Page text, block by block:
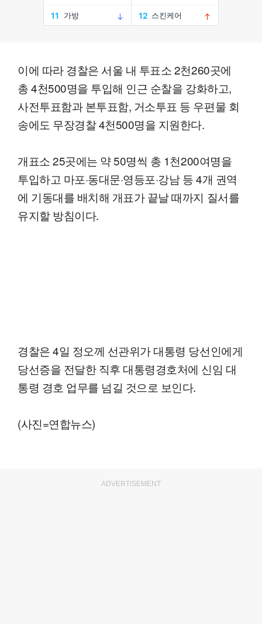
이에 따라 경찰은 서울 내 투표소 2천260곳에
총 4천500명을 투입해 인근 순찰을 강화하고,
사전투표함과 본투표함, 거소투표 등 우편물 회
송에도 무장경찰 4천500명을 지원한다.
개표소 25곳에는 약 50명씩 총 1천200여명을
투입하고 마포·동대문·영등포·강남 등 4개 권역
에 기동대를 배치해 개표가 끝날 때까지 질서를
유지할 방침이다.
경찰은 4일 정오께 선관위가 대통령 당선인에게
당선증을 전달한 직후 대통령경호처에 신임 대
통령 경호 업무를 넘길 것으로 보인다.
(사진=연합뉴스)
ADVERTISEMENT